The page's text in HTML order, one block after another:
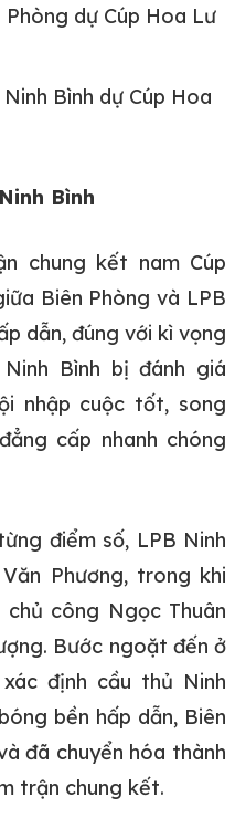
dự Cúp Hoa Lư
Bình dự Cúp Hoa
Bình
chung kết nam Cúp
Biên Phòng và LPB
dẫn, đúng với kì vọng
Bình bị đánh giá
nhập cuộc tốt, song
cấp nhanh chóng
điểm số, LPB Ninh
Phương, trong khi
công Ngọc Thuân
Bước ngoặt đến ở
định cầu thủ Ninh
bền hấp dẫn, Biên
đã chuyển hóa thành
trận chung kết.